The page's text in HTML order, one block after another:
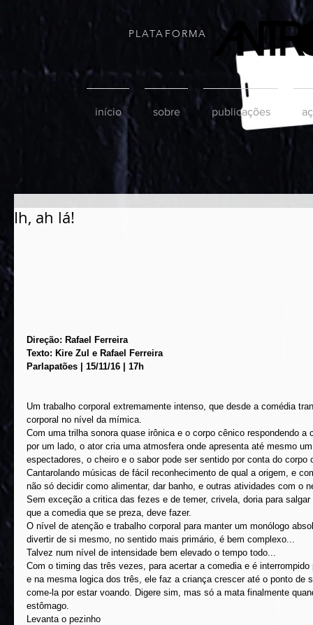
PLATAFORMA
início sobre publicações
Ih, ah lá!
Direção: Rafael Ferreira
Texto: Kire Zul e Rafael Ferreira
Parlapatões | 15/11/16 | 17h
Um trabalho corporal extremamente intenso, que desde a comédia
corporal no nível da mímica.
Com uma trilha sonora quase irônica e o corpo cênico respondendo
por um lado, o ator cria uma atmosfera onde apresenta até mesmo
espectadores, o cheiro e o sabor pode ser sentido por conta do corpo
Cantarolando músicas de fácil reconhecimento de qual a origem, e
não só decidir como alimentar, dar banho, e outras atividades com o
Sem exceção a critica das fezes e de temer, crivela, doria para
que a comedia que se preza, deve fazer.
O nível de atenção e trabalho corporal para manter um monólogo
divertir de si mesmo, no sentido mais primário, é bem complexo...
Talvez num nível de intensidade bem elevado o tempo todo...
Com o timing das três vezes, para acertar a comedia e é
e na mesma logica dos três, ele faz a criança crescer até o ponto
come-la por estar voando. Digere sim, mas só a mata finalmente
estômago.
Levanta o pezinho